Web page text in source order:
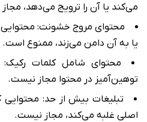
می‌کند یا آن را ترویج می‌دهد،
محتوای مروج خشونت:
یا به آن دامن می‌زند، ممنوع است.
محتوای شامل کلمات رکیک:
توهین‌آمیز در محتوا مجاز نیست.
تبلیغات بیش از حد: محتوایی
اصلی غلبه می‌کند، مجاز نیست.